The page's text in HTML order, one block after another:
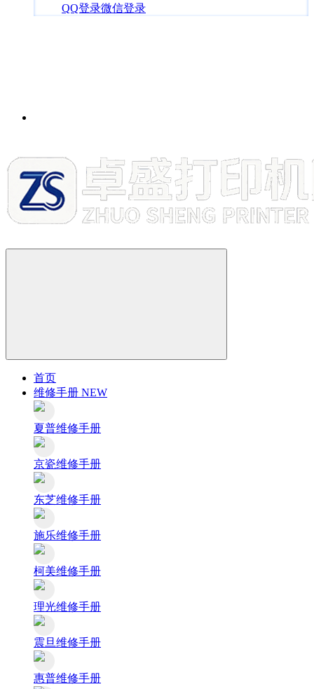
QQ登录微信登录
首页
维修手册 NEW
夏普维修手册
京瓷维修手册
东芝维修手册
施乐维修手册
柯美维修手册
理光维修手册
震旦维修手册
惠普维修手册